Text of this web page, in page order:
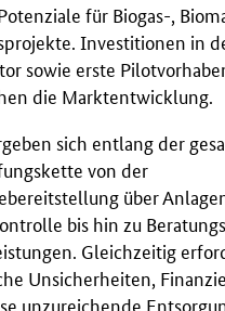
für Biogas-,
Investitionen in
sowie erste
die Marktentwicklung.
sich entlang der
von der
über
bis hin zu
Gleichzeitig
Unsicherheiten,
unzureichende